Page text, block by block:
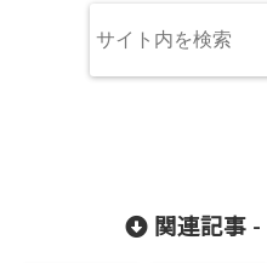
関連記事 -